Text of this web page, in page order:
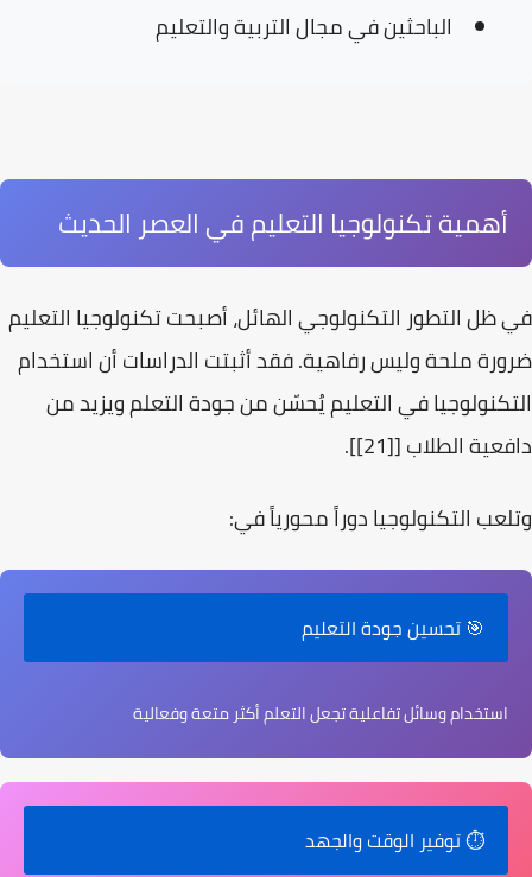
الباحثينفي مجال التربية والتعليم
أهمية تكنولوجيا التعليم في العصر الحديث
في ظل التطور التكنولوجي الهائل، أصبحتتكنولوجيا التعليم
ضرورة ملحة وليس رفاهية. فقد أثبتت الدراسات أن استخدام
التكنولوجيا في التعليم يُحسّن من جودة التعلم ويزيد من
دافعية الطلاب [[21]].
وتلعب التكنولوجيا دوراً محورياً في:
🎯 تحسين جودة التعليم
استخدام وسائل تفاعلية تجعل التعلم أكثر متعة وفعالية
⏱️ توفير الوقت والجهد